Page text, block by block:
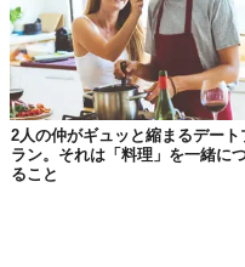
2人の仲がギュッと縮まるデート
ラン。それは「料理」を一緒に
ること